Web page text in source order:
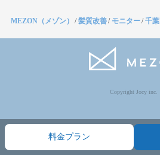
料金プラン
MEZON（メゾン） /髪質改善/ モニター/千葉
Copyright Jocy inc.